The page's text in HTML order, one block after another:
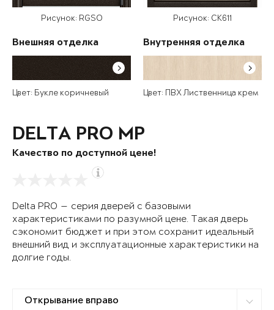
Рисунок: RGSO
Внешняя отделка
Цвет: Букле коричневый
Рисунок: СК611
Внутренняя отделка
Цвет: ПВХ Лиственница крем
DELTA PRO MP
Качество по доступной цене!
Delta PRO — серия дверей с базовыми
характеристиками по разумной цене. Такая дверь
сэкономит бюджет и при этом сохранит идеальный
внешний вид и эксплуатационные характеристики на
долгие годы.